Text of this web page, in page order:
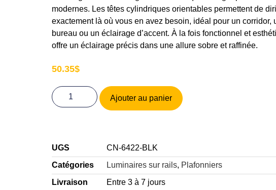
modernes. Les têtes cylindriques orientables permettent de
exactement là où vous en avez besoin, idéal pour un corridor,
bureau ou un éclairage d’accent. À la fois fonctionnel et
offre un éclairage précis dans une allure sobre et raffinée.
50.35$
Ajouter au panier
UGS
CN-6422-BLK
Catégories
Luminaires sur rails, Plafonniers
Livraison
Entre 3 à 7 jours